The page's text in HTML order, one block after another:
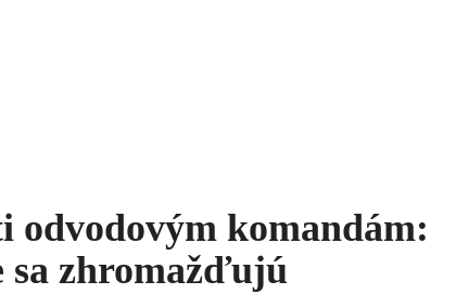
komandám:
zhromažďujú